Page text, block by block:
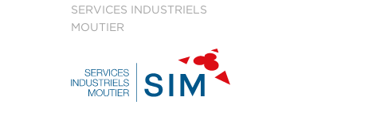
SERVICES INDUSTRIELS
MOUTIER